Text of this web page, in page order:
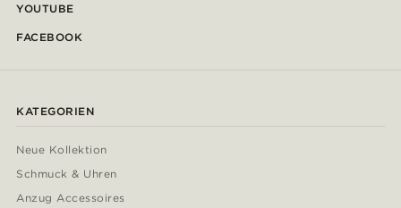
YOUTUBE
FACEBOOK
KATEGORIEN
Neue Kollektion
Schmuck & Uhren
Anzug Accessoires